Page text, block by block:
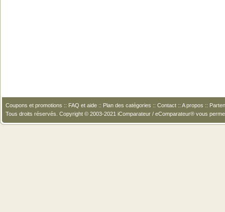
Coupons et promotions :: FAQ et aide :: Plan des catégories :: Contact :: A propos ::
Tous droits réservés. Copyright © 2003-2021 iComparateur / eComparateur® vous